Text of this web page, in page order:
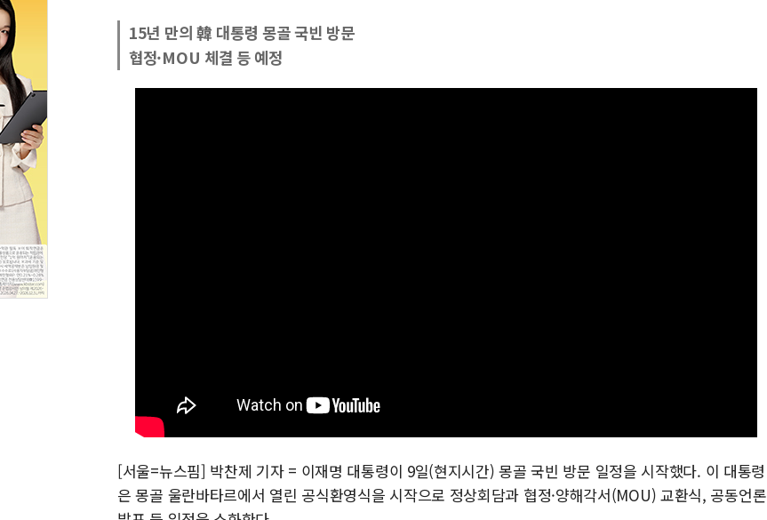
15년 만의 韓 대통령 몽골 국빈 방문
협정·MOU 체결 등 예정
[서울=뉴스핌] 박찬제 기자 = 이재명 대통령이 9일(현지시간) 몽골 국빈 방문 일정을 시작했다. 이 대통령
은 몽골 울란바타르에서 열린 공식환영식을 시작으로 정상회담과 협정·양해각서(MOU) 교환식, 공동언론